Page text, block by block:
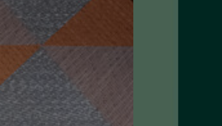
Kontakt
Pattern Tile Tool
Image & Material Bank
Velg land